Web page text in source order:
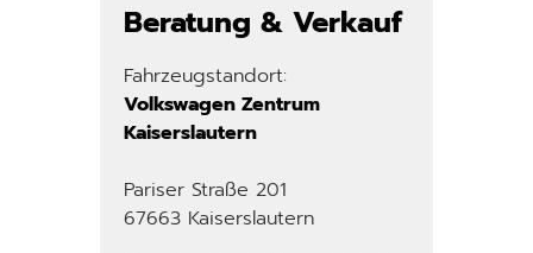
Beratung & Verkauf
Fahrzeugstandort:
Volkswagen Zentrum
Kaiserslautern
Pariser Straße 201
67663 Kaiserslautern